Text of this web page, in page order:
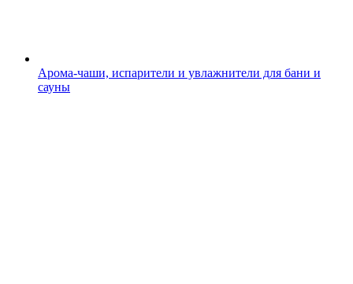
Арома-чаши, испарители и увлажнители для бани и
сауны